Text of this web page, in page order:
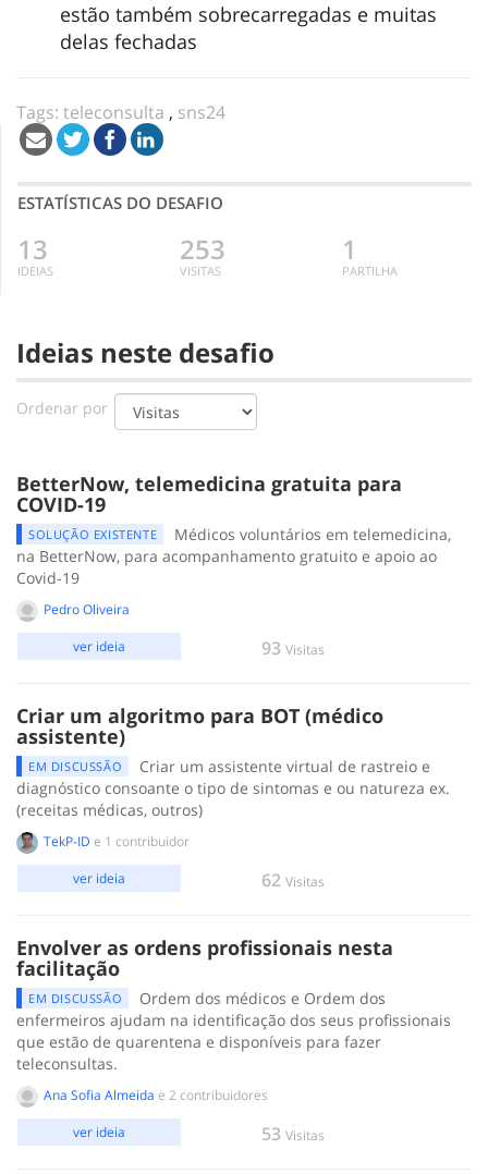
estão também sobrecarregadas e muitas
delas fechadas
Tags: teleconsulta , sns24
ESTATÍSTICAS DO DESAFIO
13
IDEIAS
253
VISITAS
1
PARTILHA
Ideias neste desafio
Ordenar por
BetterNow, telemedicina gratuita para
COVID-19
SOLUÇÃO EXISTENTE
Médicos voluntários em telemedicina,
na BetterNow, para acompanhamento gratuito e apoio ao
Covid-19
Pedro Oliveira
93 Visitas
ver ideia
Criar um algoritmo para BOT (médico
assistente)
EM DISCUSSÃO
Criar um assistente virtual de rastreio e
diagnóstico consoante o tipo de sintomas e ou natureza ex.
(receitas médicas, outros)
TekP-ID e 1 contribuidor
62 Visitas
ver ideia
Envolver as ordens profissionais nesta
facilitação
EM DISCUSSÃO
Ordem dos médicos e Ordem dos
enfermeiros ajudam na identificação dos seus profissionais
que estão de quarentena e disponíveis para fazer
teleconsultas.
Ana Sofia Almeida e 2 contribuidores
53 Visitas
ver ideia